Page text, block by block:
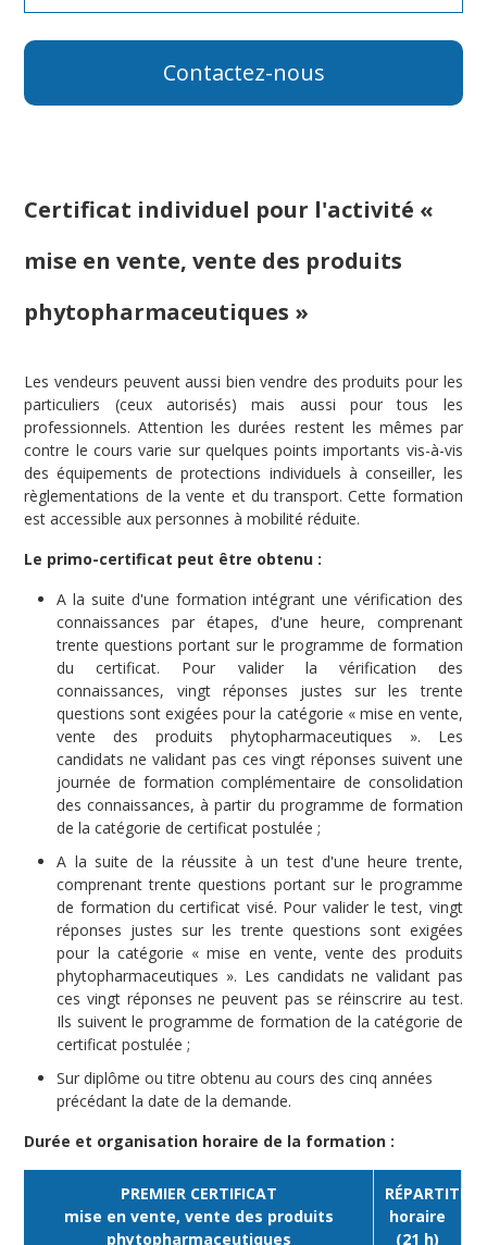
Contactez-nous
Certificat individuel pour l'activité «
mise en vente, vente des produits
phytopharmaceutiques »
Les vendeurs peuvent aussi bien vendre des produits pour les
particuliers (ceux autorisés) mais aussi pour tous les
professionnels. Attention les durées restent les mêmes par
contre le cours varie sur quelques points importants vis-à-vis
des équipements de protections individuels à conseiller, les
règlementations de la vente et du transport. Cette formation
est accessible aux personnes à mobilité réduite.
Le primo-certificat peut être obtenu :
A la suite d'une formation intégrant une vérification des
connaissances par étapes, d'une heure, comprenant
trente questions portant sur le programme de formation
du certificat. Pour valider la vérification des
connaissances, vingt réponses justes sur les trente
questions sont exigées pour la catégorie « mise en vente,
vente des produits phytopharmaceutiques ». Les
candidats ne validant pas ces vingt réponses suivent une
journée de formation complémentaire de consolidation
des connaissances, à partir du programme de formation
de la catégorie de certificat postulée ;
A la suite de la réussite à un test d'une heure trente,
comprenant trente questions portant sur le programme
de formation du certificat visé. Pour valider le test, vingt
réponses justes sur les trente questions sont exigées
pour la catégorie « mise en vente, vente des produits
phytopharmaceutiques ». Les candidats ne validant pas
ces vingt réponses ne peuvent pas se réinscrire au test.
Ils suivent le programme de formation de la catégorie de
certificat postulée ;
Sur diplôme ou titre obtenu au cours des cinq années
précédant la date de la demande.
Durée et organisation horaire de la formation :
PREMIER CERTIFICAT
mise en vente, vente des produits
phytopharmaceutiques
horaire
(21 h)